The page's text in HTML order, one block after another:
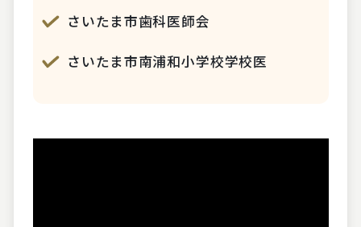
さいたま市歯科医師会
さいたま市南浦和小学校学校医